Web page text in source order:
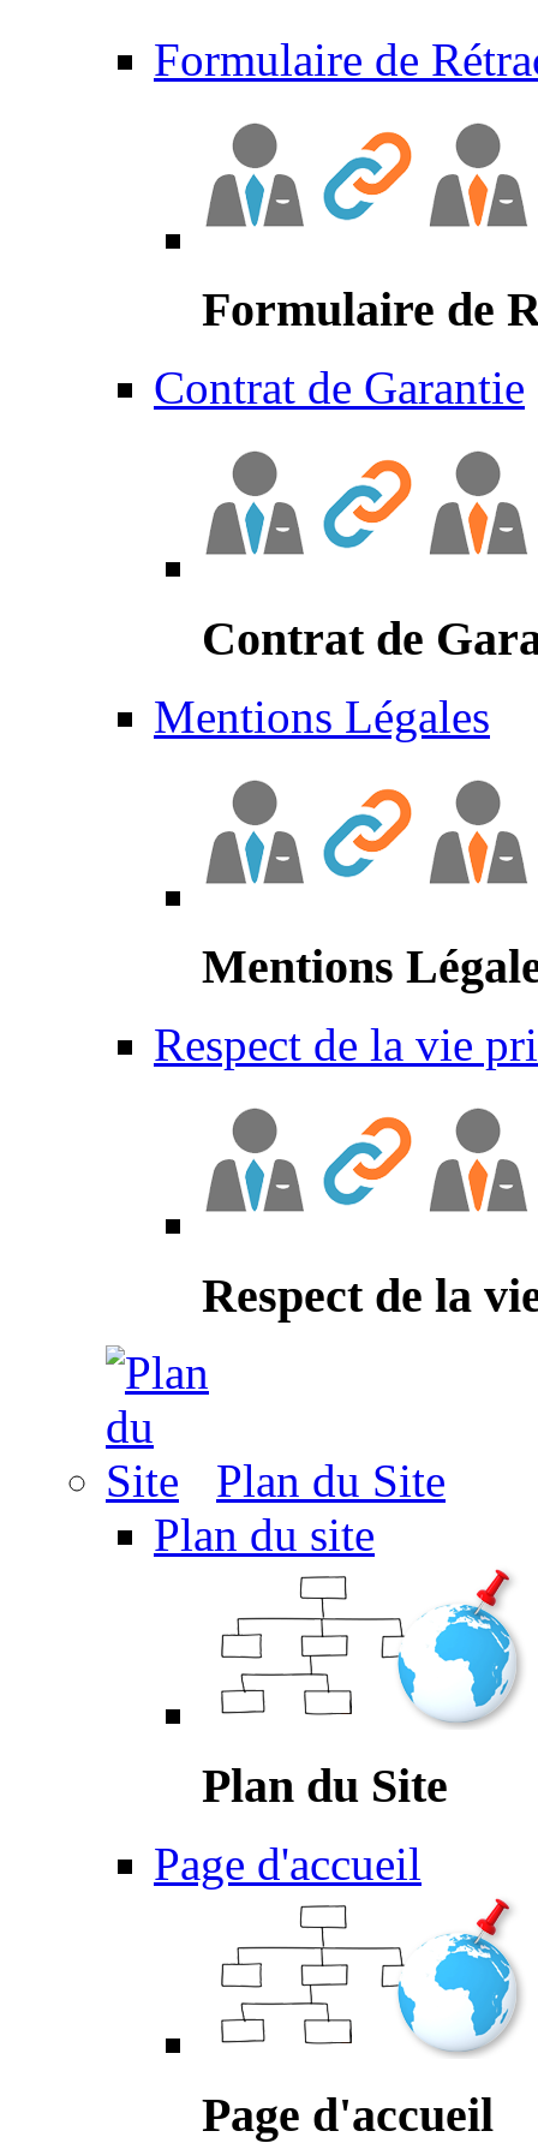
Formulaire de
Formulaire de
Contrat de Garantie
Contrat de
Mentions Légales
Mentions
Respect de la vie
Respect de la
Plan du Site
Plan du site
Plan du Site
Page d'accueil
Page d'accueil